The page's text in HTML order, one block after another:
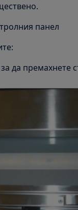
панел
да премахнете